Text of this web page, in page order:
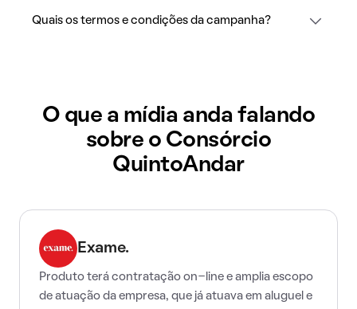
Quais os termos e condições da campanha?
O que a mídia anda falando
sobre o Consórcio
QuintoAndar
Exame.
Produto terá contratação on-line e amplia escopo
de atuação da empresa, que já atuava em aluguel e